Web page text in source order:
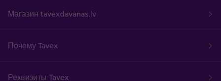
Магазин tavexdavanas.lv
Почему Tavex
Реквизиты Tavex